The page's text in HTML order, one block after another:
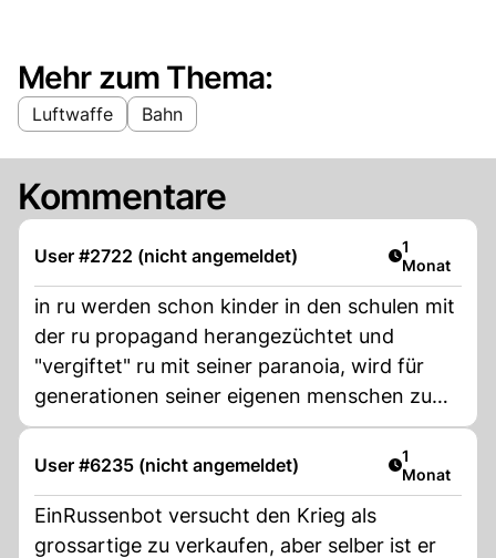
Mehr zum Thema:
Luftwaffe Bahn
Kommentare
User #2722 (nicht angemeldet) Artikel
1
Monat
in ru werden schon kinder in den schulen mit
der ru propagand herangezüchtet und
"vergiftet" ru mit seiner paranoia, wird für
generationen seiner eigenen menschen zum
albtraum, die oligarchen, die das geld der
ganzen russenbevölkerung gestohlen haben
User #6235 (nicht angemeldet) Artikel
1
Monat
EinRussenbot versucht den Krieg als
grossartige zu verkaufen, aber selber ist er